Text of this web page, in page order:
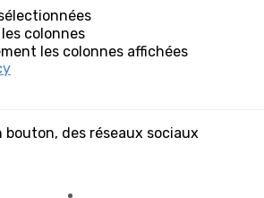
colonnes
les colonnes affichées
des réseaux sociaux